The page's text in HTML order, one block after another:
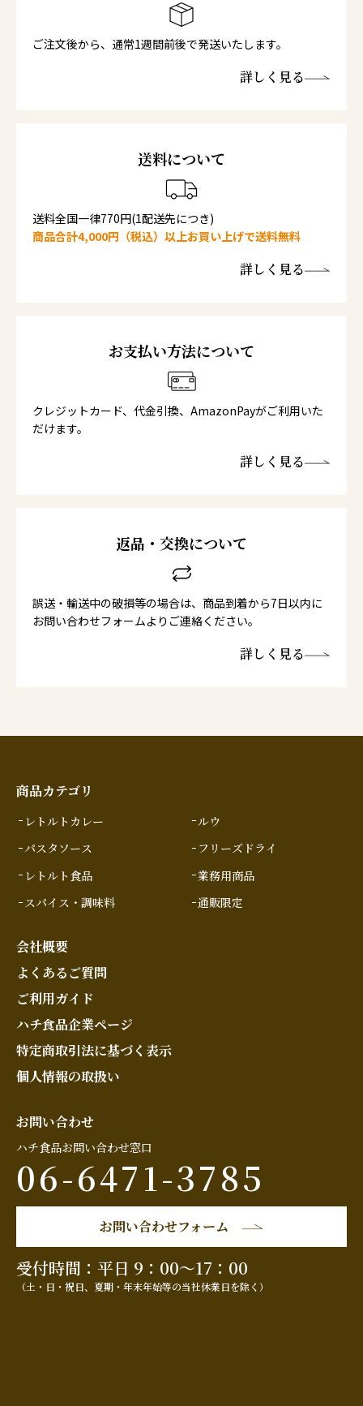
ご注文後から、通常1週間前後で発送いたします。
詳しく見る
送料について
送料全国一律770円(1配送先につき)
商品合計4,000円（税込）以上お買い上げで送料無料
詳しく見る
お支払い方法について
クレジットカード、代金引換、AmazonPayがご利用いた
だけます。
詳しく見る
返品・交換について
誤送・輸送中の破損等の場合は、商品到着から7日以内に
お問い合わせフォームよりご連絡ください。
詳しく見る
商品カテゴリ
レトルトカレー
パスタソース
レトルト食品
スパイス・調味料
ルウ
フリーズドライ
業務用商品
通販限定
会社概要
よくあるご質問
ご利用ガイド
ハチ食品企業ページ
特定商取引法に基づく表示
個人情報の取扱い
お問い合わせ
ハチ食品お問い合わせ窓口
06-6471-3785
お問い合わせフォーム
受付時間：平日 9：00～17：00
（土・日・祝日、夏期・年末年始等の当社休業日を除く）